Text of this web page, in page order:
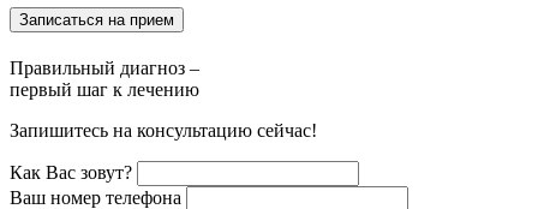
Записаться на прием
Правильный диагноз –
первый шаг к лечению
Запишитесь на консультацию сейчас!
Как Вас зовут?
Ваш номер телефона